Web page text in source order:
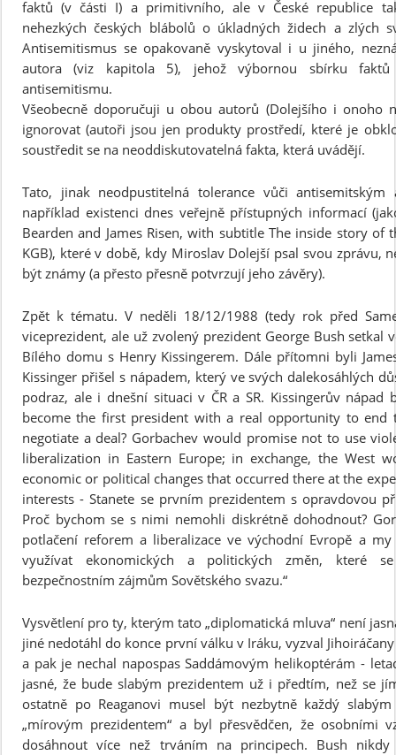
faktů (v části I) a primitivního, ale v České republice
nehezkých českých blábolů o úkladných židech a zlých
Antisemitismus se opakovaně vyskytoval i u jiného,
autora (viz kapitola 5), jehož výbornou sbírku
antisemitismu.
Všeobecně doporučuji u obou autorů (Dolejšího i onoho
ignorovat (autoři jsou jen produkty prostředí, které je
soustředit se na neoddiskutovatelná fakta, která uvádějí.
Tato, jinak neodpustitelná tolerance vůči
například existenci dnes veřejně přístupných informací
Bearden and James Risen, with subtitle The inside story
KGB), které v době, kdy Miroslav Dolejší psal svou zprávu,
být známy (a přesto přesně potvrzují jeho závěry).
Zpět k tématu. V neděli 18/12/1988 (tedy rok před
viceprezident, ale už zvolený prezident George Bush setkal
Bílého domu s Henry Kissingerem. Dále přítomni byli
Kissinger přišel s nápadem, který ve svých dalekosáhlých
podraz, ale i dnešní situaci v ČR a SR. Kissingerův nápad
become the first president with a real opportunity to end
negotiate a deal? Gorbachev would promise not to use
liberalization in Eastern Europe; in exchange, the West
economic or political changes that occurred there at the
interests - Stanete se prvním prezidentem s opravdovou
Proč bychom se s nimi nemohli diskrétně dohodnout?
potlačení reforem a liberalizace ve východní Evropě a
využívat ekonomických a politických změn, které
bezpečnostním zájmům Sovětského svazu.“
Vysvětlení pro ty, kterým tato „diplomatická mluva“ není
jiné nedotáhl do konce první válku v Iráku, vyzval
a pak je nechal napospas Saddámovým helikoptérám -
jasné, že bude slabým prezidentem už i předtím, než se
ostatně po Reaganovi musel být nezbytně každý
„mírovým prezidentem“ a byl přesvědčen, že osobními
dosáhnout více než trváním na principech. Bush